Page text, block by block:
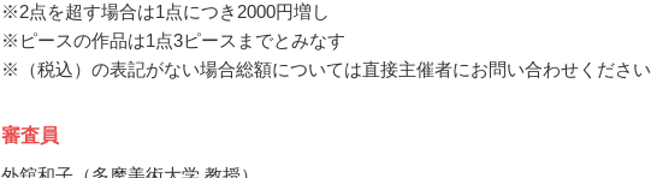
※2点を超す場合は1点につき2000円増し
※ピースの作品は1点3ピースまでとみなす
※（税込）の表記がない場合総額については直接主催者にお問い合わせください
審査員